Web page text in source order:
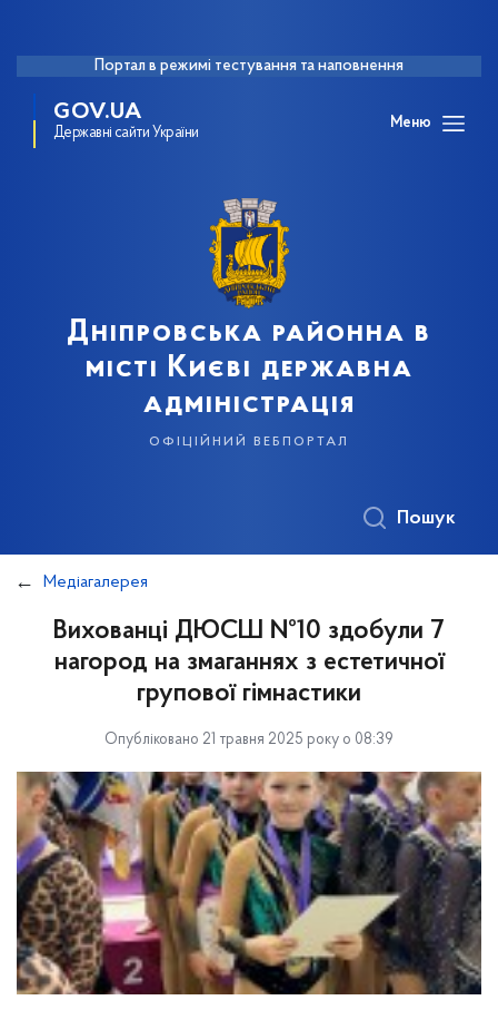
Портал в режимі тестування та наповнення
GOV.UA
Державні сайти України
Меню
Дніпровська районна в
місті Києві державна
адміністрація
офіційний вебпортал
Пошук
Медіагалерея
Вихованці ДЮСШ №10 здобули 7
нагород на змаганнях з естетичної
групової гімнастики
Опубліковано 21 травня 2025 року о 08:39